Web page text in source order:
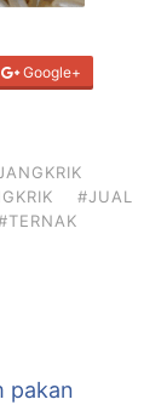
Google+
#JUAL
pakan